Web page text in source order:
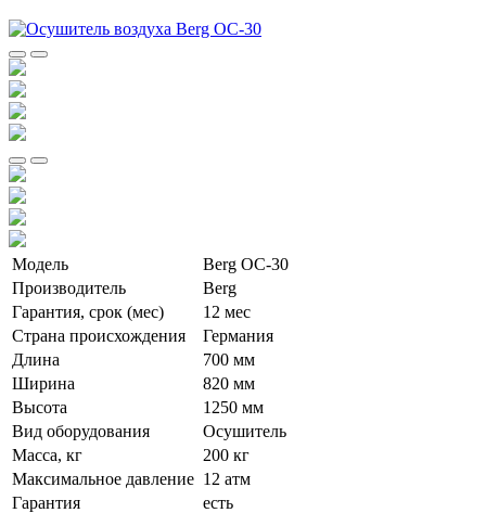
Модель
Berg ОС-30
Производитель
Berg
Гарантия, срок (мес)
12 мес
Страна происхождения
Германия
Длина
700 мм
Ширина
820 мм
Высота
1250 мм
Вид оборудования
Осушитель
Масса, кг
200 кг
Максимальное давление 12 атм
Гарантия
есть